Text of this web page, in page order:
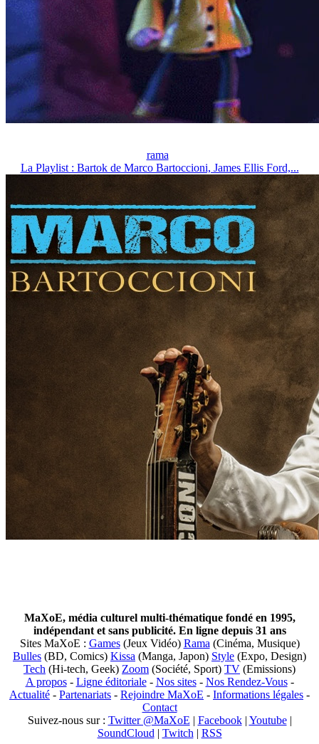
rama
La Playlist : Bartok de Marco Bartoccioni, James Ellis Ford,...
MaXoE, média culturel multi-thématique fondé en 1995,
indépendant et sans publicité. En ligne depuis 31 ans
Sites MaXoE : Games(Jeux Vidéo) Rama (Cinéma, Musique)
Bulles (BD, Comics) Kissa (Manga, Japon) Style (Expo, Design)
Tech (Hi-tech, Geek) Zoom (Société, Sport) TV (Emissions)
A propos- Ligne éditoriale- Nos sites- Nos Rendez-Vous-
Actualité - Partenariats - Rejoindre MaXoE - Informations légales -
Contact
Suivez-nous sur : Twitter @MaXoE | Facebook| Youtube|
SoundCloud | Twitch | RSS